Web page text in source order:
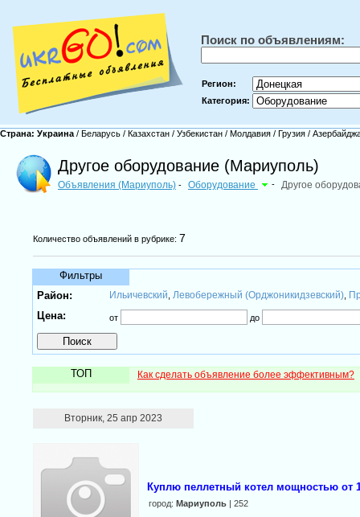
Поиск по объявлениям:
Регион:
Категория:
Страна: Украина / Беларусь / Казахстан / Узбекистан / Молдавия / Грузия /
Другое оборудование (Мариуполь)
Объявления (Мариуполь) - Оборудование - Другое
Количество объявлений в рубрике: 7
Фильтры
Район:
Ильичевский Левобережный (Орджоникидзевский),
Цена: от до
ТОП Как сделать объявление более эффективным?
Вторник, 25 апр 2023
Куплю пеллетный котел мощностью от
город: Мариуполь| 252